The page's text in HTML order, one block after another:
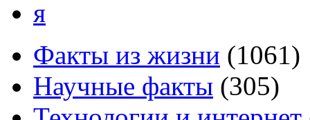
я
Факты из жизни (1061)
Научные факты (305)